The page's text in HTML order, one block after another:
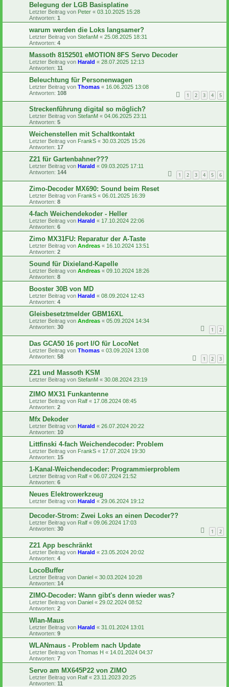
Belegung der LGB Basisplatine
Letzter Beitrag von Peter « 03.10.2025 15:28
Antworten: 1
warum werden die Loks langsamer?
Letzter Beitrag von StefanM « 25.08.2025 18:31
Antworten: 4
Massoth 8152501 eMOTION 8FS Servo Decoder
Letzter Beitrag von Harald « 28.07.2025 12:13
Antworten: 11
Beleuchtung für Personenwagen
Letzter Beitrag von Thomas « 16.06.2025 13:08
Antworten: 108 1 2 3 4 5
Streckenführung digital so möglich?
Letzter Beitrag von StefanM « 04.06.2025 23:11
Antworten: 5
Weichenstellen mit Schaltkontakt
Letzter Beitrag von FrankS « 30.03.2025 15:26
Antworten: 17
Z21 für Gartenbahner???
Letzter Beitrag von Harald « 09.03.2025 17:11
Antworten: 144 1 2 3 4 5 6
Zimo-Decoder MX690: Sound beim Reset
Letzter Beitrag von FrankS « 06.01.2025 16:39
Antworten: 8
4-fach Weichendekoder - Heller
Letzter Beitrag von Harald « 17.10.2024 22:06
Antworten: 6
Zimo MX31FU: Reparatur der A-Taste
Letzter Beitrag von Andreas « 16.10.2024 13:51
Antworten: 2
Sound für Dixieland-Kapelle
Letzter Beitrag von Andreas « 09.10.2024 18:26
Antworten: 8
Booster 30B von MD
Letzter Beitrag von Harald « 08.09.2024 12:43
Antworten: 4
Gleisbesetztmelder GBM16XL
Letzter Beitrag von Andreas « 05.09.2024 14:34
Antworten: 30 1 2
Das GCA50 16 port I/O für LocoNet
Letzter Beitrag von Thomas « 03.09.2024 13:08
Antworten: 58 1 2 3
Z21 und Massoth KSM
Letzter Beitrag von StefanM « 30.08.2024 23:19
ZIMO MX31 Funkantenne
Letzter Beitrag von Ralf « 17.08.2024 08:45
Antworten: 2
Mfx Dekoder
Letzter Beitrag von Harald « 26.07.2024 20:22
Antworten: 10
Littfinski 4-fach Weichendecoder: Problem
Letzter Beitrag von FrankS « 17.07.2024 19:30
Antworten: 15
1-Kanal-Weichendecoder: Programmierproblem
Letzter Beitrag von Ralf « 06.07.2024 21:52
Antworten: 6
Neues Elektrowerkzeug
Letzter Beitrag von Harald « 29.06.2024 19:12
Decoder-Strom: Zwei Loks an einen Decoder??
Letzter Beitrag von Ralf « 09.06.2024 17:03
Antworten: 30 1 2
Z21 App beschränkt
Letzter Beitrag von Harald « 23.05.2024 20:02
Antworten: 4
LocoBuffer
Letzter Beitrag von Daniel « 30.03.2024 10:28
Antworten: 14
ZIMO-Decoder: Wann gibt's denn wieder was?
Letzter Beitrag von Daniel « 29.02.2024 08:52
Antworten: 2
Wlan-Maus
Letzter Beitrag von Harald « 31.01.2024 13:01
Antworten: 9
WLANmaus - Problem nach Update
Letzter Beitrag von Thomas H « 14.01.2024 04:37
Antworten: 7
Servo am MX645P22 von ZIMO
Letzter Beitrag von Ralf « 23.11.2023 20:25
Antworten: 11